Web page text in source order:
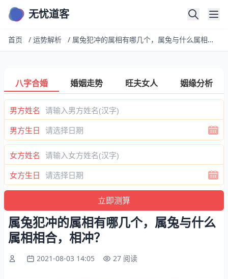
无忧道客
首页 / 运势解析 / 属兔犯冲的属相有哪几个，属兔与什么属相相合，相冲？
八字合婚 婚姻走势 旺夫女人 姻缘分析
男方姓名
男方生日
女方姓名
女方生日
属兔犯冲的属相有哪几个，属兔与什么
属相相合，相冲？
2021-08-03 14:05 27 阅读